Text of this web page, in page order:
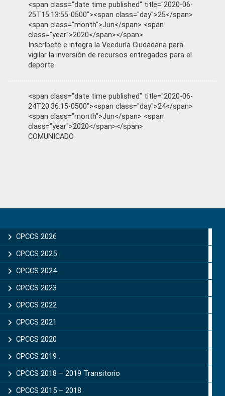
<span class="date time published" title="2020-06-
25T15:13:55-0500"><span class="day">25</span>
<span class="month">Jun</span> <span
class="year">2020</span></span>
Inscríbete e integra la Veeduría Ciudadana para
vigilar la inversión de recursos entregados para el
deporte
<span class="date time published" title="2020-06-
24T20:36:15-0500"><span class="day">24</span>
<span class="month">Jun</span> <span
class="year">2020</span></span>
COMUNICADO
Sidebar
CPCCS 2026
CPCCS 2025
CPCCS 2024
CPCCS 2023
CPCCS 2022
CPCCS 2021
CPCCS 2020
CPCCS 2019 .
CPCCS 2018 – 2019 Transitorio
CPCCS 2015 – 2018